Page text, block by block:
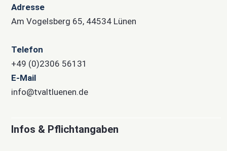
Adresse
Am Vogelsberg 65, 44534 Lünen
Telefon
+49 (0)2306 56131
E-Mail
info@tvaltluenen.de
Infos & Pflichtangaben